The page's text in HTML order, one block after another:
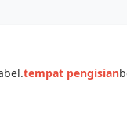
tempat pengisian